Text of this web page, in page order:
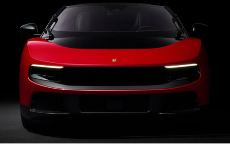
surgirá com dois modelos, o SUV S 15, baseado no
Nissan Terra, equipado com motor Diesel Mitsubishi 2.0
Turbo com 228 cv e a pick-up P 15 que utiliza o mesmo
motor numa plataforma com origem na Nissan Navara.
A marca recupera o espírito original de proporcionar
modelos todo-o-terreno de tração integral
“tradicionais” com preços competitivos no mercado, tal
como acontecia com o Galloper quando foi lançado.
A distribuição para Portugal, Andorra, Marrocos, Itália e
Espanha estará a cargo da Galloper Ibérica havendo a
possibilidade destes novos Galloper serem fabricados em